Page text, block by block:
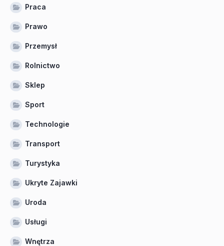
Praca
Prawo
Przemysł
Rolnictwo
Sklep
Sport
Technologie
Transport
Turystyka
Ukryte Zajawki
Uroda
Usługi
Wnętrza